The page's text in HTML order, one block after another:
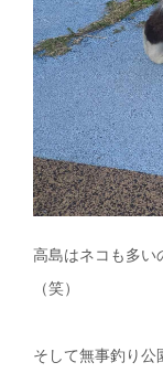
高島はネコも多い
（笑）
そして無事釣り公